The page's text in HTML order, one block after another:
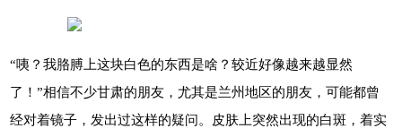
“咦？我胳膊上这块白色的东西是啥？较近好像越来越显然
了！”相信不少甘肃的朋友，尤其是兰州地区的朋友，可能都曾
经对着镜子，发出过这样的疑问。皮肤上突然出现的白斑，着实